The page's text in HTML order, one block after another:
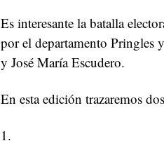
Es interesante la batalla
por el departamento Pringles
y José María Escudero.
En esta edición trazaremos
1.